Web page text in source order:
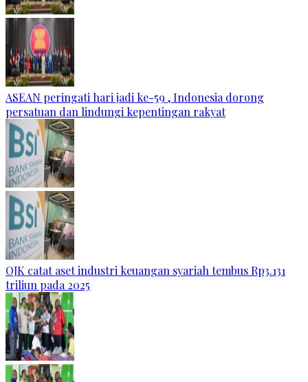
ASEAN peringati hari jadi ke-59 , Indonesia dorong
persatuan dan lindungi kepentingan rakyat
OJK catat aset industri keuangan syariah tembus Rp3.131
triliun pada 2025